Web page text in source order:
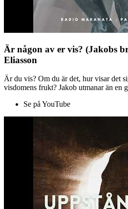
Är någon av er vis? (Jakobs
Eliasson
Är du vis? Om du är det, hur visar det
visdomens frukt? Jakob utmanar än en
Se på YouTube